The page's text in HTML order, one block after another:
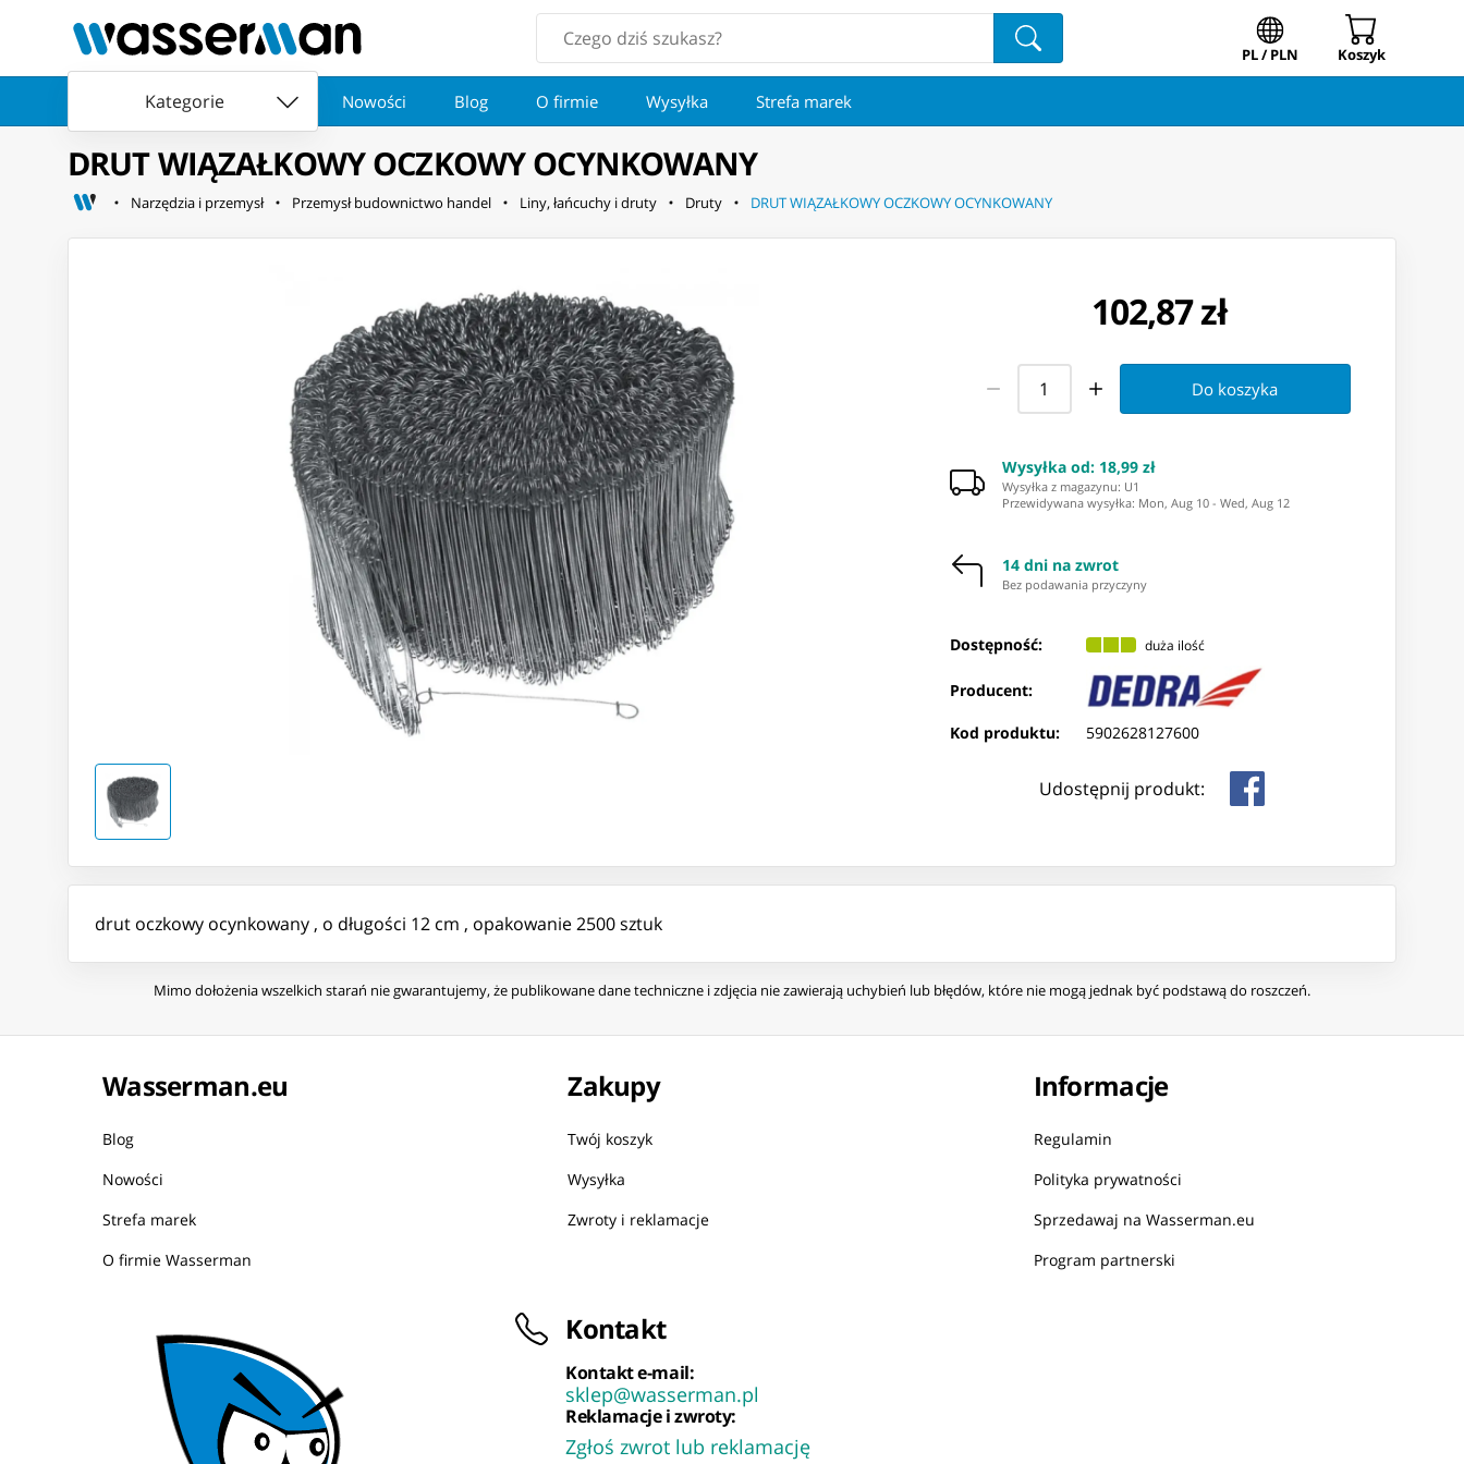
PL / PLN Koszyk
Kategorie Nowości Blog O firmie Wysyłka Strefa marek
DRUT WIĄZAŁKOWY OCZKOWY OCYNKOWANY
Narzędzia i przemysł Przemysł budownictwo handel Liny, łańcuchy i druty Druty DRUT WIĄZAŁKOWY OCZKOWY OCYNKOWANY
102,87 zł
Do koszyka
Wysyłka od: 18,99 zł
Wysyłka z magazynu: ⁨U1⁩
Przewidywana wysyłka: Mon, Aug 10 -Wed, Aug 12
14 dni na zwrot
Bez podawania przyczyny
Dostępność: duża ilość
Producent:
Kod produktu: 5902628127600
Udostępnij produkt:
drut oczkowy ocynkowany , o długości 12 cm , opakowanie 2500 sztuk
Mimo dołożenia wszelkich starań nie gwarantujemy, że publikowane dane techniczne i zdjęcia nie zawierają uchybień lub błędów, które nie mogą jednak być podstawą do roszczeń.
Wasserman.eu
Blog
Nowości
Strefa marek
O firmie Wasserman
Zakupy
Twój koszyk
Wysyłka
Zwroty i reklamacje
Informacje
Regulamin
Polityka prywatności
Sprzedawaj na Wasserman.eu
Program partnerski
Kontakt
Kontakt e-mail:
sklep@wasserman.pl
Reklamacje i zwroty:
Zgłoś zwrot lub reklamację